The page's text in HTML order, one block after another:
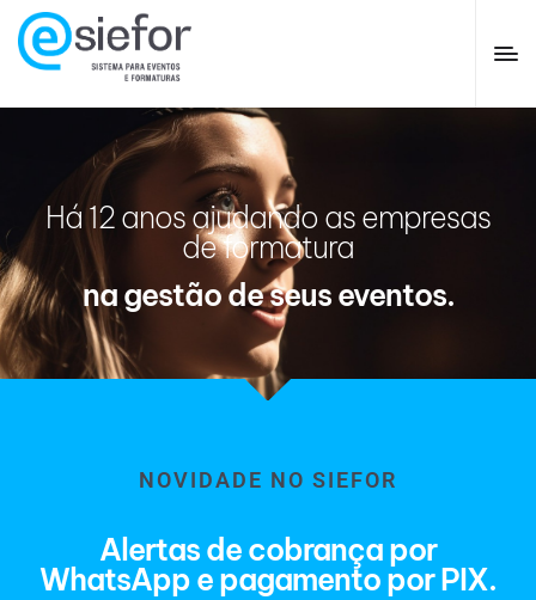
Há 12 anos ajudando as empresas
de formatura
na gestão de seus eventos.
NOVIDADE NO SIEFOR
Alertas de cobrança por
WhatsApp e pagamento por PIX.